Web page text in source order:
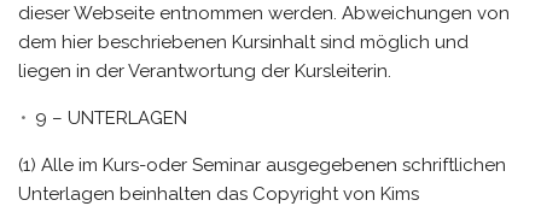
dieser Webseite entnommen werden. Abweichungen von
dem hier beschriebenen Kursinhalt sind möglich und
liegen in der Verantwortung der Kursleiterin.
9 – UNTERLAGEN
(1) Alle im Kurs-oder Seminar ausgegebenen schriftlichen
Unterlagen beinhalten das Copyright von Kims